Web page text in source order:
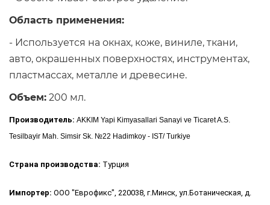
Область применения:
- Используется на окнах, коже, виниле, ткани,
авто, окрашенных поверхностях, инструментах,
пластмассах, металле и древесине.
Объем: 200 мл.
Производитель: AKKIM Yapi Kimyasallari Sanayi ve Ticaret A.S.
Tesilbayir Mah. Simsir Sk. №22 Hadimkoy - IST/ Turkiye
Страна производства: Турция
Импортер: ООО "Еврофикс", 220038, г.Минск, ул.Ботаническая, д.